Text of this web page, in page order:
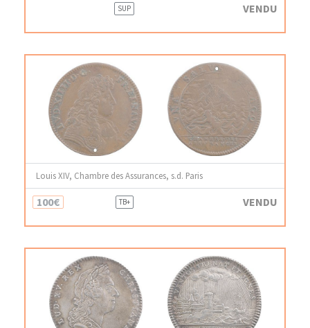
SUP VENDU
Louis XIV, Chambre des Assurances, s.d. Paris
100€ TB+ VENDU